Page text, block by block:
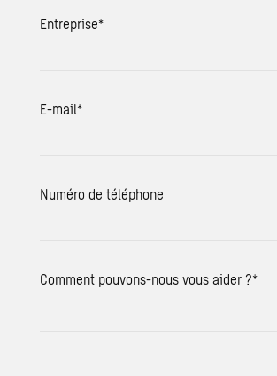
Entreprise*
E-mail*
Numéro de téléphone
Comment pouvons-nous vous aider ?*